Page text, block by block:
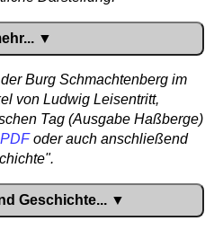
▼
Burg Schmachtenberg im
von Ludwig Leisentritt,
Tag (Ausgabe Haßberge)
oder auch anschließend
Geschichte... ▼